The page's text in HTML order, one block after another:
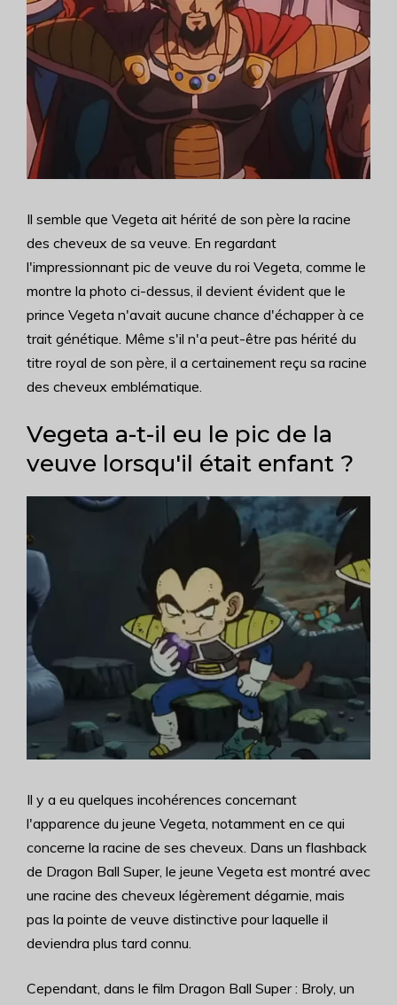
Il semble que Vegeta ait hérité de son père la racine
des cheveux de sa veuve. En regardant
l'impressionnant pic de veuve du roi Vegeta, comme le
montre la photo ci-dessus, il devient évident que le
prince Vegeta n'avait aucune chance d'échapper à ce
trait génétique. Même s'il n'a peut-être pas hérité du
titre royal de son père, il a certainement reçu sa racine
des cheveux emblématique.
Vegeta a-t-il eu le pic de la
veuve lorsqu'il était enfant ?
Il y a eu quelques incohérences concernant
l'apparence du jeune Vegeta, notamment en ce qui
concerne la racine de ses cheveux. Dans un flashback
de Dragon Ball Super, le jeune Vegeta est montré avec
une racine des cheveux légèrement dégarnie, mais
pas la pointe de veuve distinctive pour laquelle il
deviendra plus tard connu.
Cependant, dans le film Dragon Ball Super : Broly, un